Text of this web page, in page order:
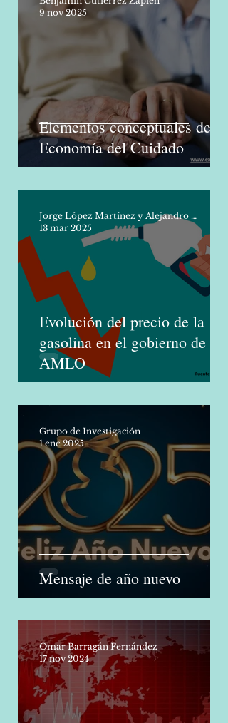
Elementos conceptuales de la
Economía del Cuidado
Benjamín Gutiérrez Zapién
9 nov 2025
Evolución del precio de la
gasolina en el gobierno de
AMLO
13 mar 2025
Mensaje de año nuevo
Grupo de Investigación
1 ene 2025
Omar Barragán Fernández
17 nov 2024